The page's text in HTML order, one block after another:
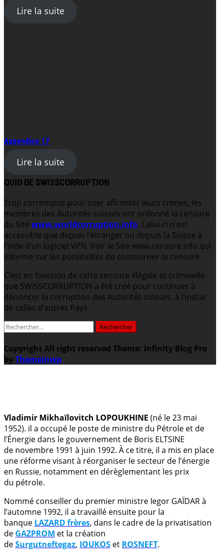
Lire la suite
Appendice 17
Lire la suite
QUID DE SWISSCORRUPTION
Trop corrompus pour oser affronter leurs crimes, les
membres des Autorités suisses ont ordonné la censure
du Site www.worldcorruption.info. Celui-ci n’est
accessible que depuis l’étranger ou depuis la Suisse à
l’aide d’un logiciel VPN. Voir le Site www.censure.info qui
informe sur les possibilités de contourner la censure.
C’est en fonction de cette censure illégale et criminelle
que SWISSCORRUPTION a été créé pour continuer à
dénoncer la corruption des Autorités suisses, à l’instar
de celles d’autres Pays.
Rechercher :
Copyright All right reserved Theme: Infinity Blog Pro
byThemeinwp
Vladimir Mikhaïlovitch LOPOUKHINE (né le 23 mai
1952). il a occupé le poste de ministre du Pétrole et de
l’Énergie dans le gouvernement de Boris ELTSINE
de novembre 1991 à juin 1992. À ce titre, il a mis en place
une réforme visant à réorganiser le secteur de l’énergie
en Russie, notamment en dérèglementant les prix
du pétrole.
Nommé conseiller du premier ministre Iegor GAÏDAR à
l’automne 1992, il a travaillé ensuite pour la
banque LAZARD frères, dans le cadre de la privatisation
de GAZPROM et la création
deSurgutneftegaz, IOUKOS et ROSNEFT.